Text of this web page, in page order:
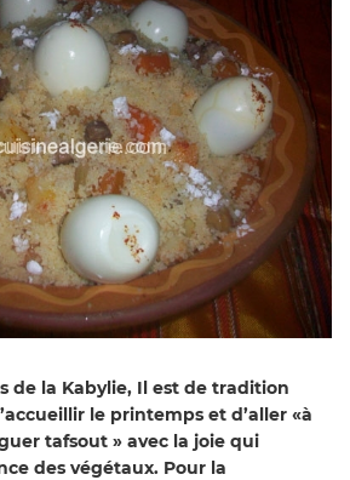
de la Kabylie, Il est de tradition
le printemps et d’aller «à
tafsout » avec la joie qui
des végétaux. Pour la